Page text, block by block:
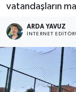
vatandaşların
ARDA YAVUZ
İNTERNET
İLÇELERİMİZ
RESMİ İLAN